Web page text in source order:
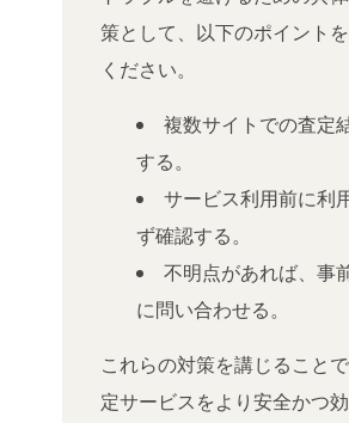
策として、以下のポイント
ください。
複数サイトでの査定
する。
サービス利用前に利
ず確認する。
不明点があれば、事
に問い合わせる。
これらの対策を講じること
定サービスをより安全かつ